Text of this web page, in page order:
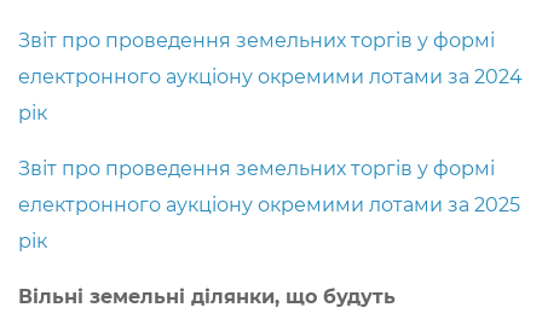
Звіт про проведення земельних торгів у формі
електронного аукціону окремими лотами за 2024
рік
Звіт про проведення земельних торгів у формі
електронного аукціону окремими лотами за 2025
рік
Вільні земельні ділянки, що будуть